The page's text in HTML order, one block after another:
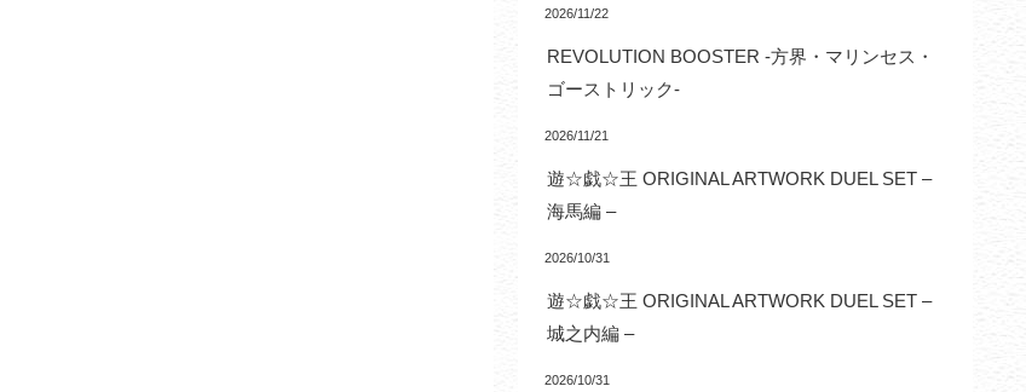
2026/11/22
REVOLUTION BOOSTER -方界・マリンセス・
ゴーストリック-
2026/11/21
遊☆戯☆王 ORIGINAL ARTWORK DUEL SET –
海馬編 –
2026/10/31
遊☆戯☆王 ORIGINAL ARTWORK DUEL SET –
城之内編 –
2026/10/31